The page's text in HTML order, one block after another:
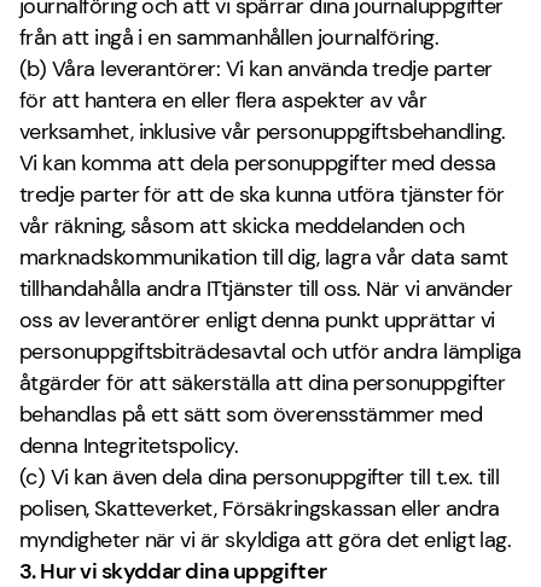
journalföring och att vi spärrar dina journaluppgifter
från att ingå i en sammanhållen journalföring.
(b) Våra leverantörer: Vi kan använda tredje parter
för att hantera en eller flera aspekter av vår
verksamhet, inklusive vår personuppgiftsbehandling.
Vi kan komma att dela personuppgifter med dessa
tredje parter för att de ska kunna utföra tjänster för
vår räkning, såsom att skicka meddelanden och
marknadskommunikation till dig, lagra vår data samt
tillhandahålla andra ITtjänster till oss. När vi använder
oss av leverantörer enligt denna punkt upprättar vi
personuppgiftsbiträdesavtal och utför andra lämpliga
åtgärder för att säkerställa att dina personuppgifter
behandlas på ett sätt som överensstämmer med
denna Integritetspolicy.
(c) Vi kan även dela dina personuppgifter till t.ex. till
polisen, Skatteverket, Försäkringskassan eller andra
myndigheter när vi är skyldiga att göra det enligt lag.
3. Hur vi skyddar dina uppgifter